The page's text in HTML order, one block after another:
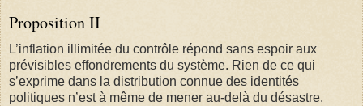
Proposition II
L’inflation illimitée du contrôle répond sans espoir aux
prévisibles effondrements du système. Rien de ce qui
s’exprime dans la distribution connue des identités
politiques n’est à même de mener au-delà du désastre.